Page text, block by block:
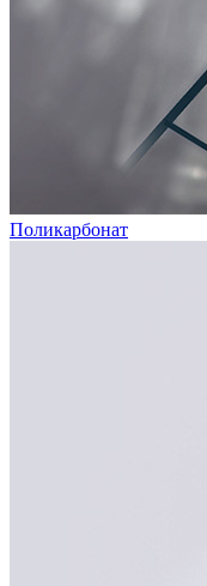
Поликарбонат